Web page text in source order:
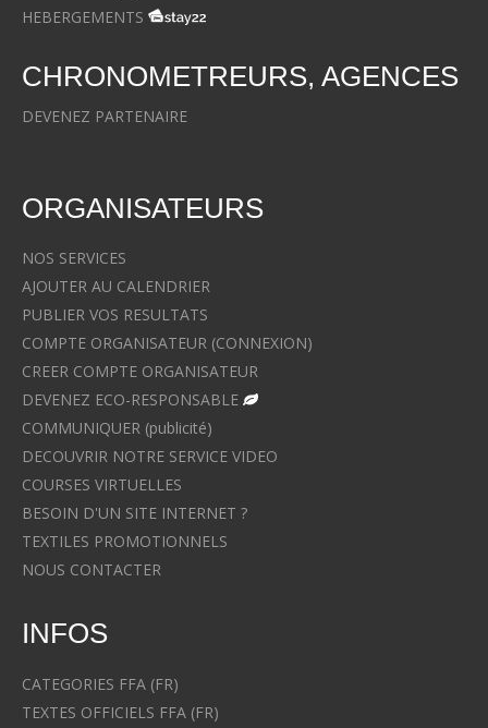
HEBERGEMENTS
CHRONOMETREURS, AGENCES
DEVENEZ PARTENAIRE
ORGANISATEURS
NOS SERVICES
AJOUTER AU CALENDRIER
PUBLIER VOS RESULTATS
COMPTE ORGANISATEUR (CONNEXION)
CREER COMPTE ORGANISATEUR
DEVENEZ ECO-RESPONSABLE
COMMUNIQUER (publicité)
DECOUVRIR NOTRE SERVICE VIDEO
COURSES VIRTUELLES
BESOIN D'UN SITE INTERNET ?
TEXTILES PROMOTIONNELS
NOUS CONTACTER
INFOS
CATEGORIES FFA (FR)
TEXTES OFFICIELS FFA (FR)